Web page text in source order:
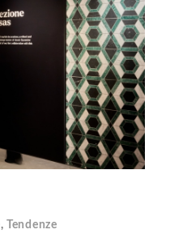
,Tendenze